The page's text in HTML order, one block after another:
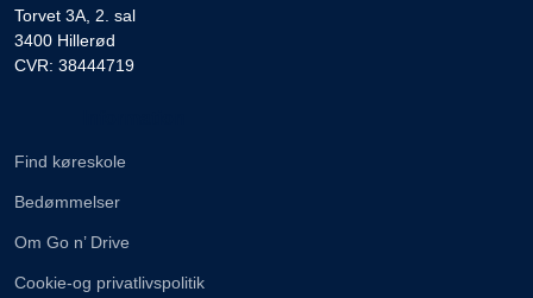
Torvet 3A, 2. sal
3400 Hillerød
CVR: 38444719
Find køreskole
Bedømmelser
Om Go n’ Drive
Cookie-og privatlivspolitik